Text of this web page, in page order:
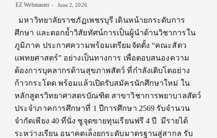
EZ Webmaster June 2, 2026
มหาวิทยาลัยราชภัฏเพชรบุรี เดินหน้ายกระดับการ
ศึกษา และตอกย้ำวิสัยทัศน์การเป็นผู้นำด้านวิชาการใน
ภูมิภาค ประกาศความพร้อมเตรียมจัดตั้ง “คณะสัตว
แพทยศาสตร์” อย่างเป็นทางการ เพื่อตอบสนองความ
ต้องการบุคลากรด้านสุขภาพสัตว์ ที่กำลังเติบโตอย่าง
ก้าวกระโดด พร้อมแล้วเปิดรับสมัครนักศึกษาใหม่ ใน
หลักสูตรวิทยาศาสตรบัณฑิต สาขาวิชาการพยาบาลสัตว์
ประจำภาคการศึกษาที่ 1 ปีการศึกษา 2569 รับจำนวน
จำกัดเพียง 40 ที่นั่ง ชูจุดขายทุนเรียนฟรี 4 ปี มีรายได้
ระหว่างเรียน อนาคตเล็งยกระดับมาตรฐานสู่สากล รับ